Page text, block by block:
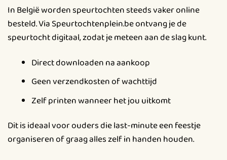
In België worden speurtochten steeds vaker online
besteld. Via Speurtochtenplein.be ontvang je de
speurtocht digitaal, zodat je meteen aan de slag kunt.
Direct downloaden na aankoop
Geen verzendkosten of wachttijd
Zelf printen wanneer het jou uitkomt
Dit is ideaal voor ouders die last-minute een feestje
organiseren of graag alles zelf in handen houden.